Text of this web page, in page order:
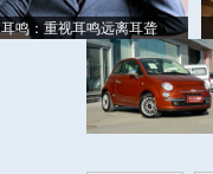
耳鸣：重视耳鸣远离耳聋